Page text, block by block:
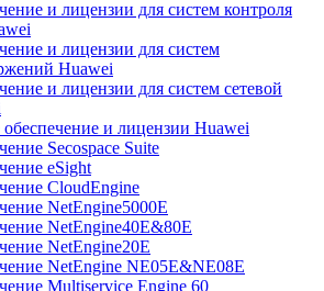
и лицензии для систем контроля
и лицензии для систем
Huawei
и лицензии для систем сетевой
и лицензии Huawei
Secospace Suite
eSight
CloudEngine
NetEngine5000E
NetEngine40E&80E
NetEngine20E
NetEngine NE05E&NE08E
Multiservice Engine 60